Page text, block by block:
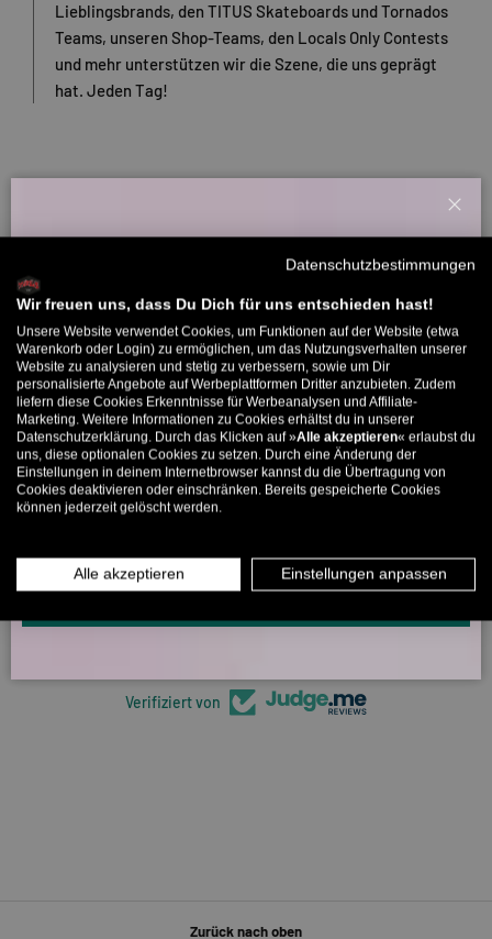
Lieblingsbrands, den TITUS Skateboards und Tornados
Teams, unseren Shop-Teams, den Locals Only Contests
und mehr unterstützen wir die Szene, die uns geprägt
hat. Jeden Tag!
Kundenbewertungen
Sei der Erste, der eine Bewertung schreibt
5330 Bewertungen
266
Verifiziert von
Willkommensbonus
Willkommens-Rabattcode direkt per Mail zugeschickt.
Bis zu 11% Rabatt auf deine erste Bestellung. Aufgepasst: Du
kannst nur 1x wählen! 🤫
5% ab €80 9% ab €100 11% ab €150 🔥
E-Mail
MÄNNER
INFOS ÜBER WHATSAPP? KEIN PROBLEM!
KLICK HIER UND SCHICKE UNS DIE VORGESCHRIEBENE NACHRICHT,
Zurück nach oben
Datenschutzbestimmungen
Wir freuen uns, dass Du Dich für uns entschieden hast!
Unsere Website verwendet Cookies, um Funktionen auf der Website (etwa
Warenkorb oder Login) zu ermöglichen, um das Nutzungsverhalten unserer
Website zu analysieren und stetig zu verbessern, sowie um Dir
personalisierte Angebote auf Werbeplattformen Dritter anzubieten. Zudem
liefern diese Cookies Erkenntnisse für Werbeanalysen und Affiliate-
Marketing. Weitere Informationen zu Cookies erhältst du in unserer
Datenschutzerklärung. Durch das Klicken auf »Alle akzeptieren« erlaubst du
uns, diese optionalen Cookies zu setzen. Durch eine Änderung der
Einstellungen in deinem Internetbrowser kannst du die Übertragung von
Cookies deaktivieren oder einschränken. Bereits gespeicherte Cookies
können jederzeit gelöscht werden.
Alle akzeptieren Einstellungen anpassen